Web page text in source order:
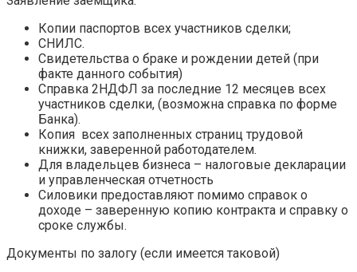
Копии паспортов всех участников сделки;
СНИЛС.
Свидетельства о браке и рождении детей (при
факте данного события)
Справка 2НДФЛ за последние 12 месяцев всех
участников сделки, (возможна справка по форме
Банка).
Копия всех заполненных страниц трудовой
книжки, заверенной работодателем.
Для владельцев бизнеса – налоговые декларации
и управленческая отчетность
Силовики предоставляют помимо справок о
доходе – заверенную копию контракта и справку о
сроке службы.
Документы по залогу (если имеется таковой)